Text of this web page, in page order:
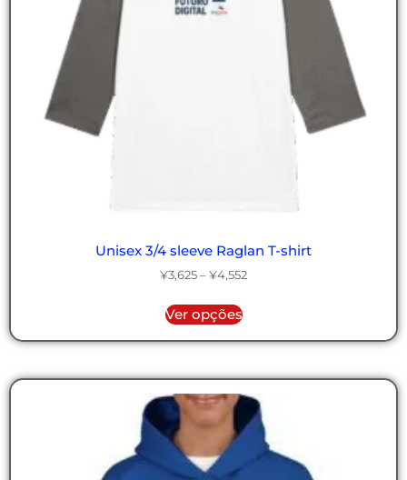
Unisex 3/4 sleeve Raglan T-shirt
¥3,625 – ¥4,552
Ver opções